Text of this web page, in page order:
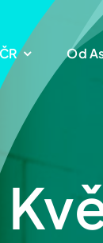
Od